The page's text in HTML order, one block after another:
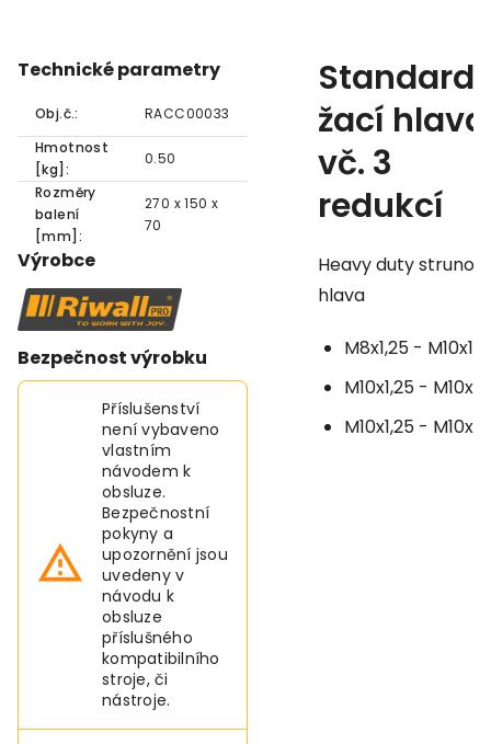
Technické parametry
Obj.č.:
RACC00033
Hmotnost
[kg]:
0.50
Rozměry
balení
[mm]:
270 x 150 x
70
Výrobce
Bezpečnost výrobku
Příslušenství
není vybaveno
vlastním
návodem k
obsluze.
Bezpečnostní
pokyny a
upozornění jsou
uvedeny v
návodu k
obsluze
příslušného
kompatibilního
stroje, či
nástroje.
žací hlava
vč. 3
redukcí
Heavy duty
hlava
M8x1,25 -
M10x1,25 -
M10x1,25 -